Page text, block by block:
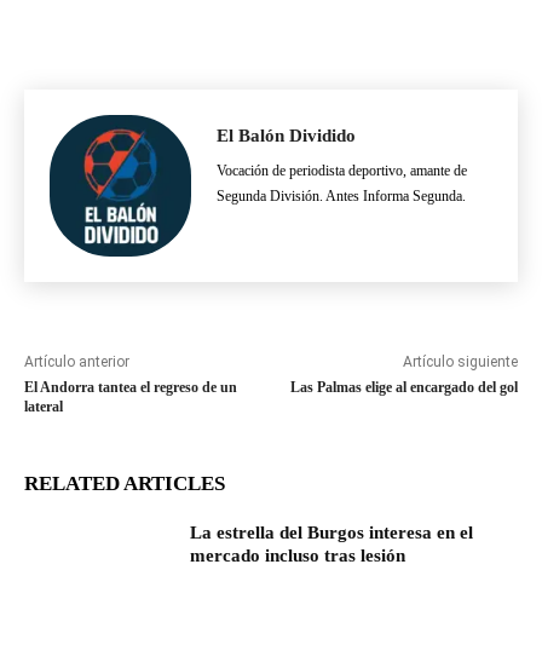
El Balón Dividido
Vocación de periodista deportivo, amante de
Segunda División. Antes Informa Segunda.
Artículo anterior
El Andorra tantea el regreso de un
lateral
Artículo siguiente
Las Palmas elige al encargado del gol
RELATED ARTICLES
La estrella del Burgos interesa en el
mercado incluso tras lesión